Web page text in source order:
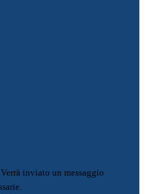
Verrà inviato un messaggio